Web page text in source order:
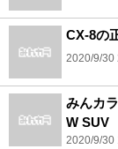
CX-8の
2020/9/30
みんカ
W SUV
2020/9/30